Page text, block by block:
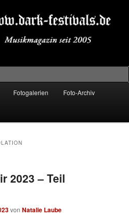
Fotogalerien Foto-Archiv
2023 – Teil
vonNatalie Laube